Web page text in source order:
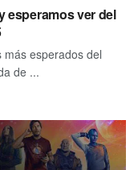
esperamos ver del
más esperados del
de ...